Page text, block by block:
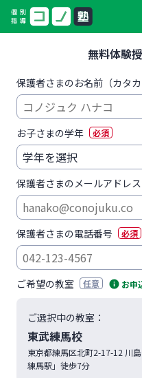
無料体験
保護者さまのお名前（カタカ
お子さまの学年 必須
保護者さまのメールアドレス
保護者さまの電話番号 必須
ご希望の教室 任意 お申
ご選択中の教室：
東武練馬校
東京都練馬区北町2-17-12 川
練馬駅」徒歩7分